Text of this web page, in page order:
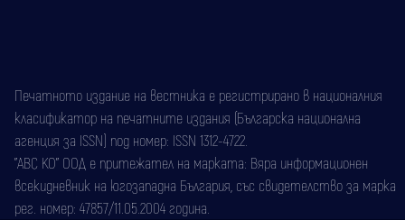
Печатното издание на вестника е регистрирано в националния
класификатор на печатните издания (Българска национална
агенция за ISSN) под номер: ISSN 1312-4722.
"АВС КО" ООД е притежател на марката: Вяра информационен
всекидневник на югозападна България, със свидетелство за марка
рег. номер: 47857/11.05.2004 година.